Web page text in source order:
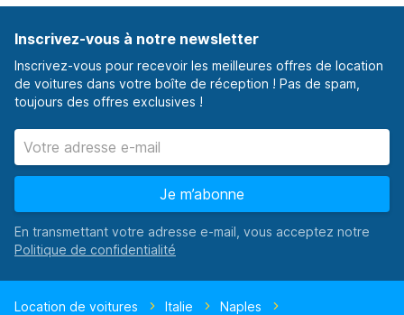
Inscrivez-vous à notre newsletter
Inscrivez-vous pour recevoir les meilleures offres de location
de voitures dans votre boîte de réception ! Pas de spam,
toujours des offres exclusives !
Je m’abonne
En transmettant votre adresse e-mail, vous acceptez notre
Location de voitures Italie
Naples